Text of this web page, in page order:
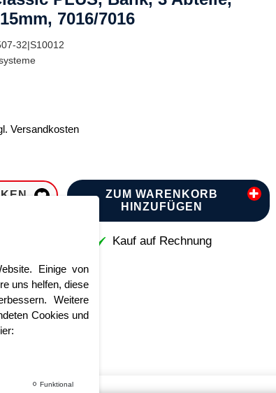
7016/7016
32|S10012
Versandkosten
ZUM WARENKORB
HINZUFÜGEN
Kauf auf Rechnung
Einige von
uns helfen, diese
Weitere
Cookies und
Funktional